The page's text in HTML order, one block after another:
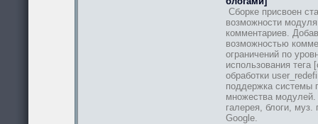
Сборке присвоен
возможности
комментариев.
возможностью
ограничений по
использования тега
обработки
поддержка системы
множества
галерея, блоги, муз.
Google.